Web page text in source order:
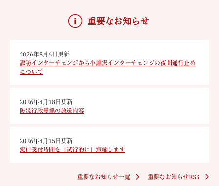
重要なお知らせ
2026年8月6日更新
諏訪インターチェンジから小淵沢インターチェンジの夜間通行止め
について
2026年4月18日更新
防災行政無線の放送内容
2026年4月15日更新
窓口受付時間を「試行的に」短縮します
重要なお知らせ一覧 重要なお知らせRSS